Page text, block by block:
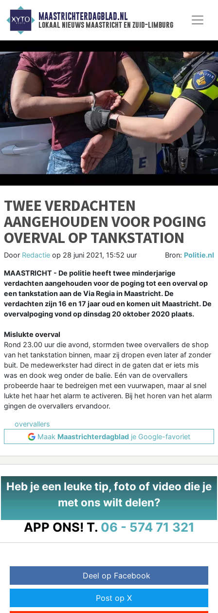
MAASTRICHTERDAGBLAD.NL
lokaal nieuws maastricht en zuid-limburg
TWEE VERDACHTEN
AANGEHOUDEN VOOR POGING
OVERVAL OP TANKSTATION
Door Redactie op 28 juni 2021, 15:52 uur Bron: Politie.nl
MAASTRICHT - De politie heeft twee minderjarige
verdachten aangehouden voor de poging tot een overval op
een tankstation aan de Via Regia in Maastricht. De
verdachten zijn 16 en 17 jaar oud en komen uit Maastricht. De
overvalpoging vond op dinsdag 20 oktober 2020 plaats.
Mislukte overval
Rond 23.00 uur die avond, stormden twee overvallers de shop
van het tankstation binnen, maar zij dropen even later af zonder
buit. De medewerkster had direct in de gaten dat er iets mis
was en dook weg onder de balie. Eén van de overvallers
probeerde haar te bedreigen met een vuurwapen, maar al snel
lukte het haar het alarm te activeren. Bij het horen van het alarm
gingen de overvallers ervandoor.
overvallers
Maak Maastrichterdagblad je Google-favoriet
Heb je een leuke tip, foto of video die je
met ons wilt delen?
APP ONS! T. 06 - 574 71 321
Deel op Facebook
Post op X